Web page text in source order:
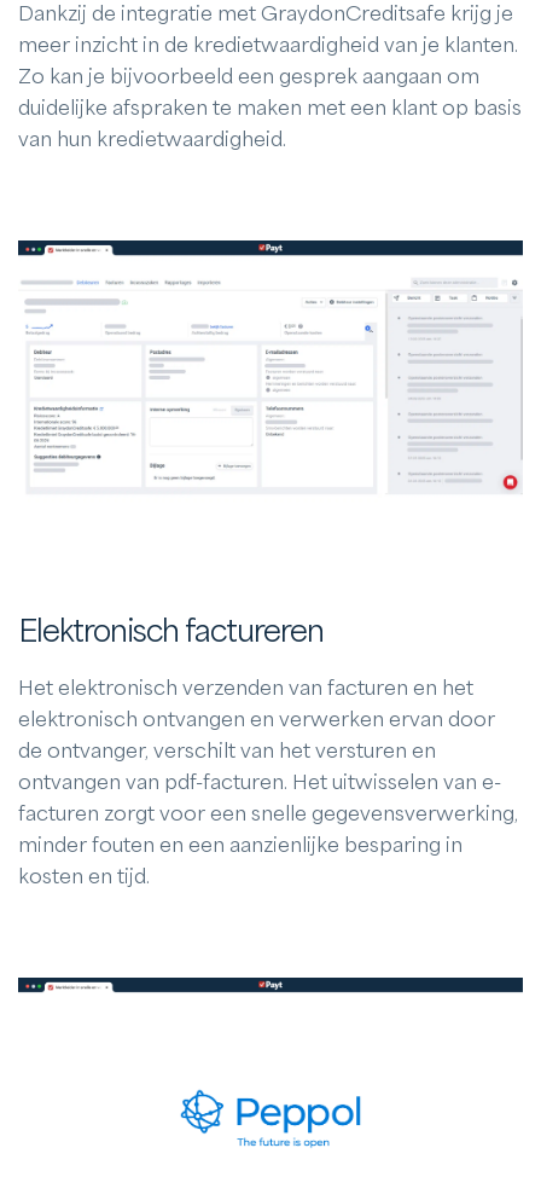
Dankzij de integratie met GraydonCreditsafe krijg je
meer inzicht in de kredietwaardigheid van je klanten.
Zo kan je bijvoorbeeld een gesprek aangaan om
duidelijke afspraken te maken met een klant op basis
van hun kredietwaardigheid.
Elektronisch factureren
Het elektronisch verzenden van facturen en het
elektronisch ontvangen en verwerken ervan door
de ontvanger, verschilt van het versturen en
ontvangen van pdf-facturen. Het uitwisselen van e-
facturen zorgt voor een snelle gegevensverwerking,
minder fouten en een aanzienlijke besparing in
kosten en tijd.